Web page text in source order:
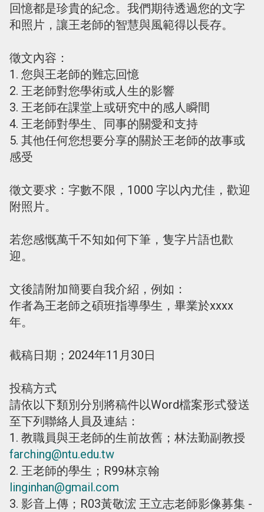
回憶都是珍貴的紀念。我們期待透過您的文字
和照片，讓王老師的智慧與風範得以長存。
徵文內容：
1. 您與王老師的難忘回憶
2. 王老師對您學術或人生的影響
3. 王老師在課堂上或研究中的感人瞬間
4. 王老師對學生、同事的關愛和支持
5. 其他任何您想要分享的關於王老師的故事或
感受
徵文要求：字數不限，1000 字以內尤佳，歡迎
附照片。
若您感慨萬千不知如何下筆，隻字片語也歡
迎。
文後請附加簡要自我介紹，例如：
作者為王老師之碩班指導學生，畢業於xxxx
年。
截稿日期；2024年11月30日
投稿方式
請依以下類別分別將稿件以Word檔案形式發送
至下列聯絡人員及連結：
1. 教職員與王老師的生前故舊；林法勤副教授
farching@ntu.edu.tw
2. 王老師的學生；R99林京翰
linginhan@gmail.com
3. 影音上傳；R03黃敬浤 王立志老師影像募集 -